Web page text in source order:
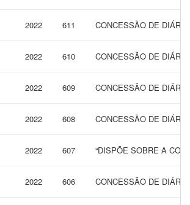
2022 611 CONCESSÃO DE
2022 610 CONCESSÃO DE
2022 609 CONCESSÃO DE
2022 608 CONCESSÃO DE
2022 607 “DISPÕE SOBRE A
2022 606 CONCESSÃO DE